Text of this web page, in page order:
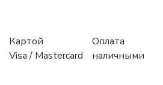
Картой
Visa / Mastercard
Оплата
наличными